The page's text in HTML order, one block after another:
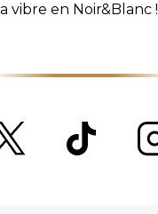
vibre en Noir&Blanc !